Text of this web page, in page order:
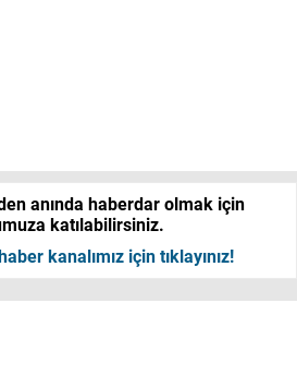
anında haberdar olmak için
katılabilirsiniz.
kanalımız için tıklayınız!